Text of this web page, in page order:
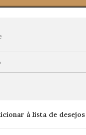
à lista de desejos